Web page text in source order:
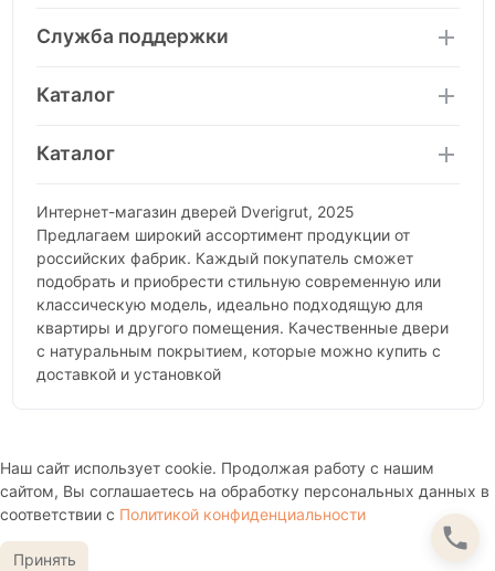
Служба поддержки
Каталог
Каталог
Интернет-магазин дверей Dverigrut, 2025
Предлагаем широкий ассортимент продукции от
российских фабрик. Каждый покупатель сможет
подобрать и приобрести стильную современную или
классическую модель, идеально подходящую для
квартиры и другого помещения. Качественные двери
с натуральным покрытием, которые можно купить с
доставкой и установкой
Наш сайт использует cookie. Продолжая работу с нашим
сайтом, Вы соглашаетесь на обработку персональных данных в
соответствии с Политикой конфиденциальности
Принять